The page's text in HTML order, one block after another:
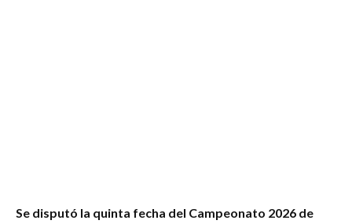
Se disputó la quinta fecha del Campeonato 2026 de